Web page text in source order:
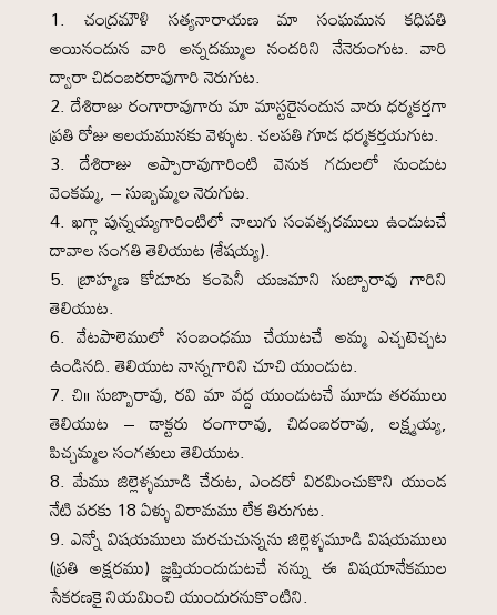
చంద్రమౌళి సత్యనారాయణ మా సంఘమున కధిపతి
అయినందున వారి అన్నదమ్ముల నందరిని నేనెరుంగుట. వారి
ద్వారా చిదంబరరావుగారి నెరుగుట.
దేశిరాజు రంగారావుగారు మా మాస్టరైనందున వారు ధర్మకర్తగా
ప్రతి రోజు ఆలయమునకు వెళ్ళుట. చలపతి గూడ ధర్మకర్తయగుట.
దేశిరాజు అప్పారావుగారింటి వెనుక గదులలో నుండుట
వెంకమ్మ, – సుబ్బమ్మల నెరుగుట.
ఖగ్గా పున్నయ్యగారింటిలో నాలుగు సంవత్సరములు ఉండుటచే
దావాల సంగతి తెలియుట (శేషయ్య).
బ్రాహ్మణ కోడూరు కంపెనీ యజమాని సుబ్బారావు గారిని
తెలియుట.
వేటపాలెములో సంబంధము చేయుటచే అమ్మ ఎచ్చటెచ్చట
ఉండినది. తెలియుట నాన్నగారిని చూచి యుండుట.
చి॥ సుబ్బారావు, రవి మా వద్ద యుండుటచే మూడు తరములు
తెలియుట – డాక్టరు రంగారావు, చిదంబరరావు, లక్ష్మయ్య,
పిచ్చమ్మల సంగతులు తెలియుట.
మేము జిల్లెళ్ళమూడి చేరుట, ఎందరో విరమించుకొని యుండ
నేటి వరకు 18 ఏళ్ళు విరామము లేక తిరుగుట.
ఎన్నో విషయములు మరచుచున్నను జిల్లెళ్ళమూడి విషయములు
(ప్రతి అక్షరము) జ్ఞప్తియందుడుటచే నన్ను ఈ విషయానేకముల
సేకరణకై నియమించి యుందురనుకొంటిని.